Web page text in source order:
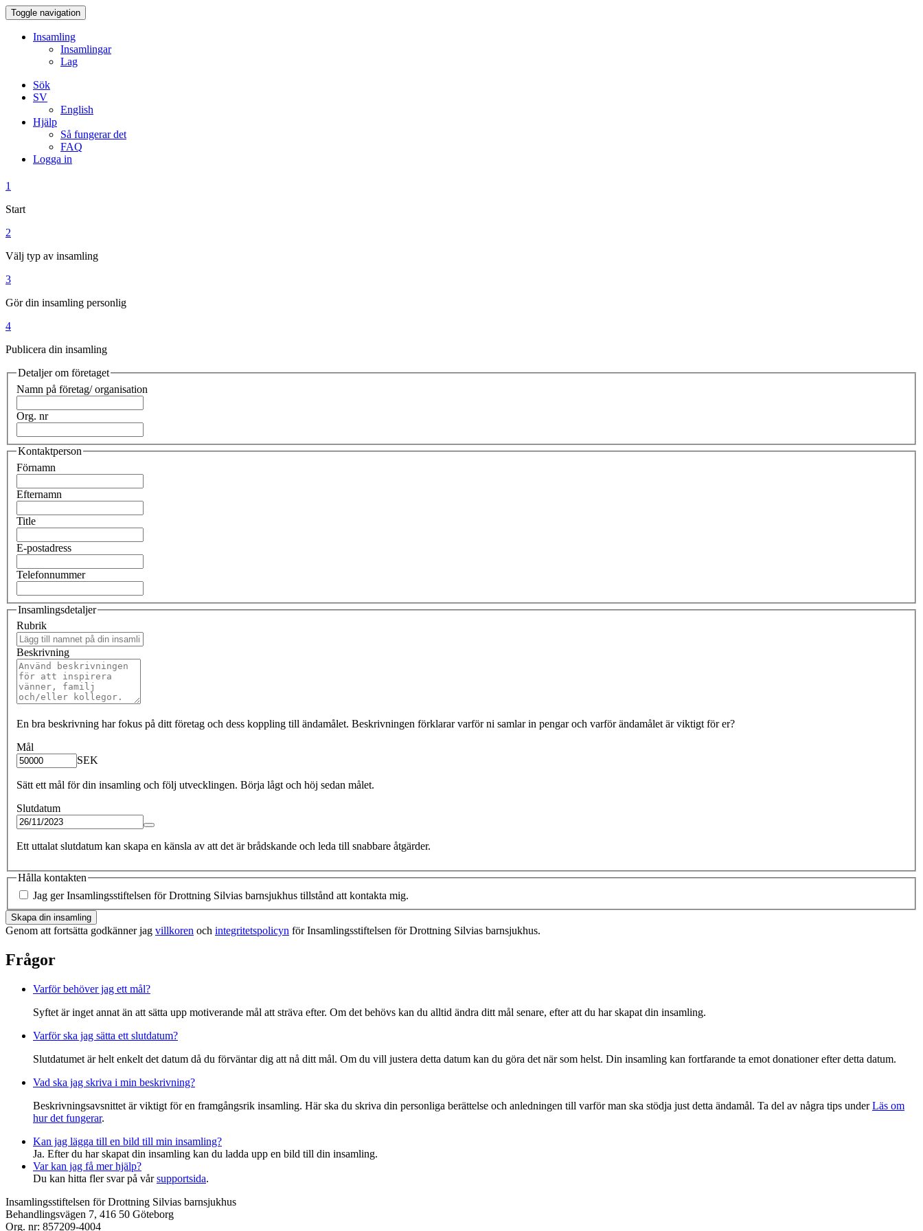
Toggle navigation
Insamling
Insamlingar
Lag
Sök
SV
English
Hjälp
Så fungerar det
FAQ
Logga in
1
Start
2
Välj typ av insamling
3
Gör din insamling personlig
4
Publicera din insamling
Detaljer om företaget
Namn på företag/ organisation
Org. nr
Kontaktperson
Förnamn
Efternamn
Title
E-postadress
Telefonnummer
Insamlingsdetaljer
Rubrik
Beskrivning
En bra beskrivning har fokus på ditt företag och dess koppling till ändamålet. Beskrivningen förklarar varför ni samlar in pengar och varför ändamålet är viktigt för er?
Mål
SEK
Sätt ett mål för din insamling och följ utvecklingen. Börja lågt och höj sedan målet.
Slutdatum
Ett uttalat slutdatum kan skapa en känsla av att det är brådskande och leda till snabbare åtgärder.
Hålla kontakten
Jag ger Insamlingsstiftelsen för Drottning Silvias barnsjukhus tillstånd att kontakta mig.
Skapa din insamling
Genom att fortsätta godkänner jag villkoren och integritetspolicyn för Insamlingsstiftelsen för Drottning Silvias barnsjukhus.
Frågor
Varför behöver jag ett mål?
Syftet är inget annat än att sätta upp motiverande mål att sträva efter. Om det behövs kan du alltid ändra ditt mål senare, efter att du har skapat din insamling.
Varför ska jag sätta ett slutdatum?
Slutdatumet är helt enkelt det datum då du förväntar dig att nå ditt mål. Om du vill justera detta datum kan du göra det när som helst. Din insamling kan fortfarande ta emot donationer efter detta datum.
Vad ska jag skriva i min beskrivning?
Beskrivningsavsnittet är viktigt för en framgångsrik insamling. Här ska du skriva din personliga berättelse och anledningen till varför man ska stödja just detta ändamål. Ta del av några tips underLäs om
hur det fungerar.
Kan jag lägga till en bild till min insamling?
Ja. Efter du har skapat din insamling kan du ladda upp en bild till din insamling.
Var kan jag få mer hjälp?
Du kan hitta fler svar på vårsupportsida.
Insamlingsstiftelsen för Drottning Silvias barnsjukhus
Behandlingsvägen 7, 416 50 Göteborg
Org. nr: 857209-4004